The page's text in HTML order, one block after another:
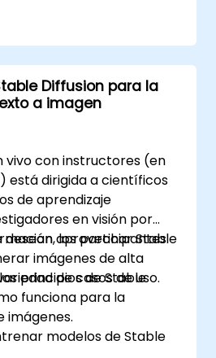
diferentes tareas de
como resumización de
a preguntas,
texto y más.
LLM utilizando
TensorBoard,
Diffusion para la
a imagen
vivo con instructores (en
está dirigida a científicos
de aprendizaje
en visión por
aprovechar Stable
imágenes de alta
de casos de uso.
los participantes
principios de Stable
funciona para la
imágenes.
modelos de Stable